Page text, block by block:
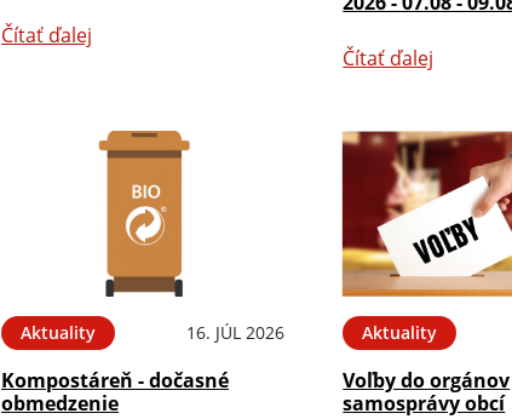
Čítať ďalej
Čítať ďalej
Aktuality 16. JÚL 2026
Kompostáreň - dočasné
obmedzenie
Aktuality
Voľby do orgánov
samosprávy obcí